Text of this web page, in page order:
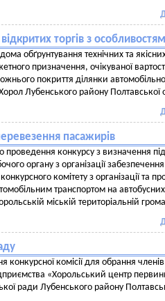
торгів з
обґрунтування технічних та
призначення, очікуваної
покриття ділянки
Хорол Лубенського району Полтавської
пасажирів
проведення конкурсу з визначення
органу з організації забезпечення
комітету з організації та
транспортом на
міській територіальній
комісії для обрання членів
«Хорольський центр
ради Лубенського району